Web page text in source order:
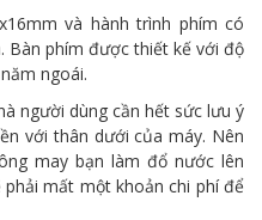
và hành trình phím có
Bàn phím được thiết kế với độ
ngoái.
người dùng cần hết sức lưu ý
với thân dưới của máy. Nên
may bạn làm đổ nước lên
mất một khoản chi phí để